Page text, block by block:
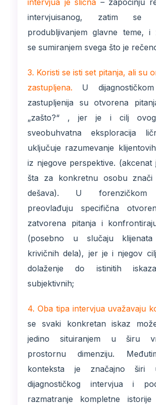
intervjua je slična – započinju
intervjuisanog, zatim se
produbljivanjem glavne teme, i
se sumiranjem svega što je
3. Koristi se isti set pitanja, ali su
zastupljena. U
zastupljenija su otvorena
„zašto?“ , jer je i cilj ovog
sveobuhvatna eksploracija
uključuje razumevanje
iz njegove perspektive. (akcenat
šta za konkretnu osobu
dešava). U forenzičkom
preovlađuju specifična
zatvorena pitanja i
(posebno u slučaju klijenata
krivičnih dela), jer je i njegov
dolaženje do istinitih
subjektivnih;
4. Oba tipa intervjua uvažavaju
se svaki konkretan iskaz
jedino situiranjem u širu
prostornu dimenziju.
konteksta je značajno širi
dijagnostičkog intervjua i
razmatranje kompletne istorije